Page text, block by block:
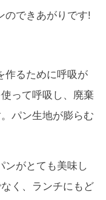
のできあがりです!
作るために呼吸が
って呼吸し、廃棄
パン生地が膨らむ
ンがとても美味し
く、ランチにもど